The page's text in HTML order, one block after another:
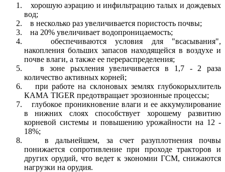
хорошую аэрацию и инфильтрацию талых и дождевых
вод;
в несколько раз увеличивается пористость почвы;
на 20% увеличивает водопроницаемость;
обеспечиваются условия для "всасывания",
накопления больших запасов находящейся в воздухе и
почве влаги, а также ее перераспределения;
в зоне рыхления увеличивается в 1,7 - 2 раза
количество активных корней;
при работе на склоновых землях глубокорыхлитель
КАМА TIGER предотвращает эрозионные процессы;
глубокое проникновение влаги и ее аккумулирование
в нижних слоях способствует хорошему развитию
корневой системы и повышению урожайности на 12 -
18%;
в дальнейшем, за счет разуплотнения почвы
понижается сопротивление при проходе тракторов и
других орудий, что ведет к экономии ГСМ, снижаются
нагрузки на орудия.